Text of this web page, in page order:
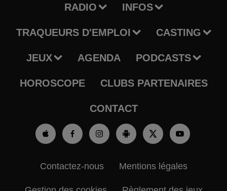
RADIO INFOS
TRAQUEURS D'EMPLOI CASTING
JEUX AGENDA PODCASTS
HOROSCOPE CLUBS PARTENAIRES
CONTACT
Contactez-nous Mentions légales